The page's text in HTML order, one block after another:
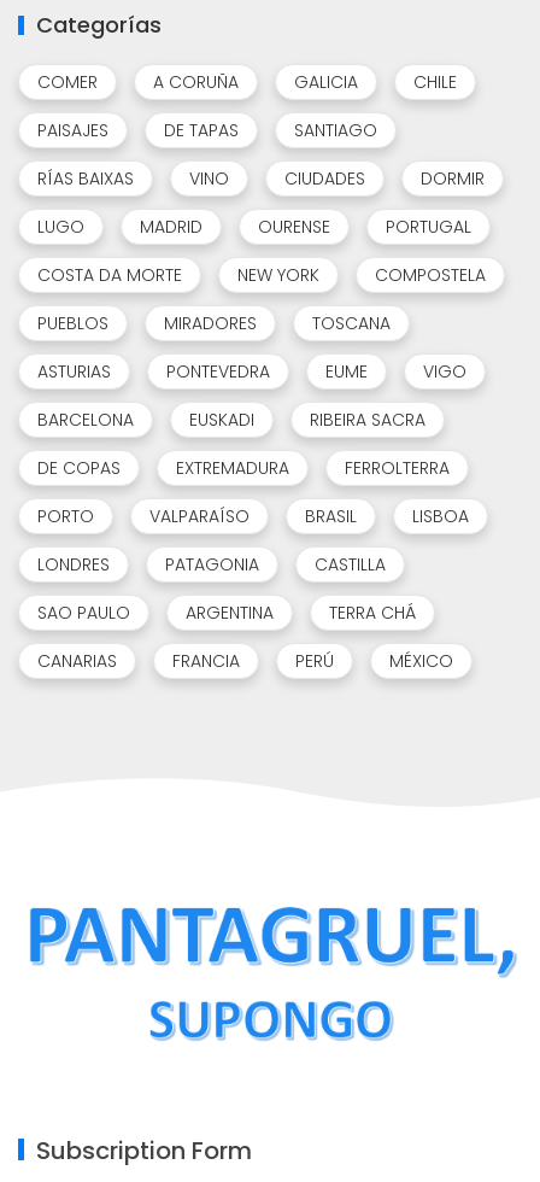
Categorías
COMER A CORUÑA GALICIA
CHILE
PAISAJES
DE TAPAS
SANTIAGO
RÍAS BAIXAS
VINO CIUDADES
DORMIR
LUGO
MADRID OURENSE
PORTUGAL
COSTA DA MORTE
NEW YORK
COMPOSTELA
PUEBLOS
MIRADORES
TOSCANA
ASTURIAS
PONTEVEDRA EUME
VIGO
BARCELONA
EUSKADI
RIBEIRA SACRA
DE COPAS
EXTREMADURA
FERROLTERRA
PORTO
VALPARAÍSO BRASIL
LISBOA
LONDRES
PATAGONIA
CASTILLA
SAO PAULO
ARGENTINA
TERRA CHÁ
CANARIAS
FRANCIA PERÚ MÉXICO
Subscription Form